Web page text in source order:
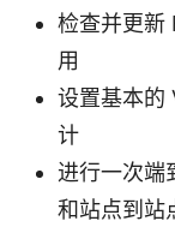
检查并更新
用
设置基本的
计
进行一次端
和站点到站